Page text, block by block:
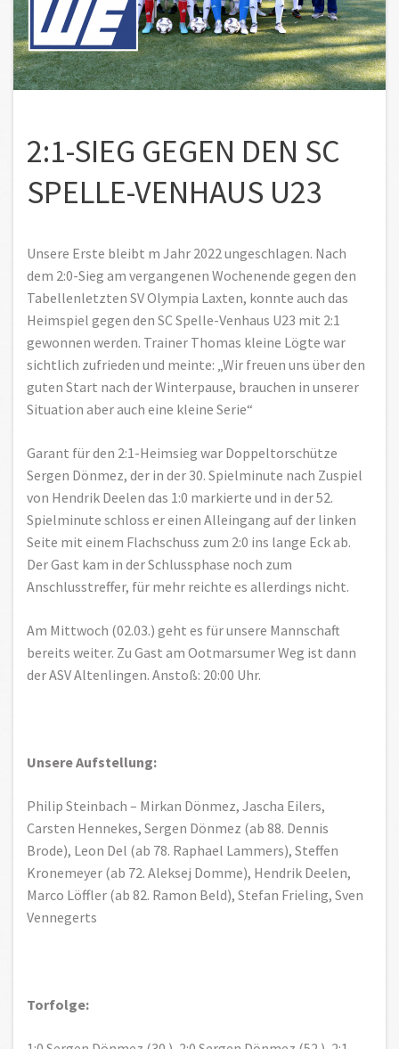
2:1-SIEG GEGEN DEN SC
SPELLE-VENHAUS U23
Unsere Erste bleibt m Jahr 2022 ungeschlagen. Nach
dem 2:0-Sieg am vergangenen Wochenende gegen den
Tabellenletzten SV Olympia Laxten, konnte auch das
Heimspiel gegen den SC Spelle-Venhaus U23 mit 2:1
gewonnen werden. Trainer Thomas kleine Lögte war
sichtlich zufrieden und meinte: „Wir freuen uns über den
guten Start nach der Winterpause, brauchen in unserer
Situation aber auch eine kleine Serie“
Garant für den 2:1-Heimsieg war Doppeltorschütze
Sergen Dönmez, der in der 30. Spielminute nach Zuspiel
von Hendrik Deelen das 1:0 markierte und in der 52.
Spielminute schloss er einen Alleingang auf der linken
Seite mit einem Flachschuss zum 2:0 ins lange Eck ab.
Der Gast kam in der Schlussphase noch zum
Anschlusstreffer, für mehr reichte es allerdings nicht.
Am Mittwoch (02.03.) geht es für unsere Mannschaft
bereits weiter. Zu Gast am Ootmarsumer Weg ist dann
der ASV Altenlingen. Anstoß: 20:00 Uhr.
Unsere Aufstellung:
Philip Steinbach – Mirkan Dönmez, Jascha Eilers,
Carsten Hennekes, Sergen Dönmez (ab 88. Dennis
Brode), Leon Del (ab 78. Raphael Lammers), Steffen
Kronemeyer (ab 72. Aleksej Domme), Hendrik Deelen,
Marco Löffler (ab 82. Ramon Beld), Stefan Frieling, Sven
Vennegerts
Torfolge: